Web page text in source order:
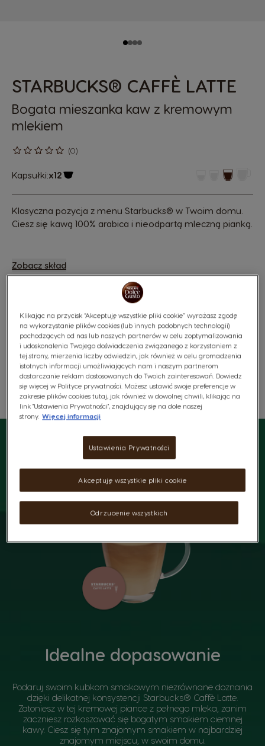
STARBUCKS® CAFFÈ LATTE
Bogata mieszanka kaw z kremowym
mlekiem
(0)
Kapsułki:x12
Klasyczna pozycja z menu Starbucks® w Twoim domu.
Ciesz się kawą 100% arabica i nieodpartą mleczną pianką.
Zobacz skład
Darmowa dostawa od 160zł
Lista Życzeń
Schowek
Idealne dopasowanie
Podaruj swoim kubkom smakowym niezrównane doznania
dzięki delikatnej konsystencji Starbucks® Caffè Latte.
Zatoniesz w tej kremowej piance z pełnego mleka, zanim
zaczniesz rozkoszować się bogatym smakiem ciemnej
kawy. Ciesz się tym znajomym smakiem w najbardziej
znajomym miejscu, w swoim domu.
Klikając na przycisk “Akceptuję wszystkie pliki cookie” wyrażasz zgodę
na wykorzystanie plików cookies (lub innych podobnych technologii)
pochodzących od nas lub naszych partnerów w celu zoptymalizowania
i udoskonalenia Twojego doświadczenia związanego z korzystaniem z
tej strony, mierzenia liczby odwiedzin, jak również w celu gromadzenia
istotnych informacji umożliwiających nam i naszym partnerom
dostarczanie reklam dostosowanych do Twoich zainteresowań. Dowiedz
się więcej w Polityce prywatności. Możesz ustawić swoje preferencje w
zakresie plików cookies tutaj, jak również w dowolnej chwili, klikając na
link "Ustawienia Prywatności", znajdujący się na dole naszej
strony. Więcej informacji
Ustawienia Prywatności
Odrzucenie wszystkich
Akceptuję wszystkie pliki cookie